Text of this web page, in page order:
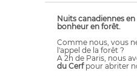
Nuits canadiennes
bonheur en forêt.
Comme nous, vous
l'appel de la forêt ?
A 2h de Paris, nous
du Cerfpour abriter